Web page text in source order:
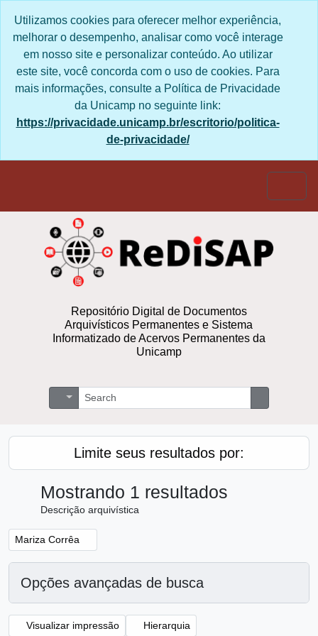
Utilizamos cookies para oferecer melhor experiência,
melhorar o desempenho, analisar como você interage
em nosso site e personalizar conteúdo. Ao utilizar
este site, você concorda com o uso de cookies. Para
mais informações, consulte a Política de Privacidade
da Unicamp no seguinte link:
https://privacidade.unicamp.br/escritorio/politica-
de-privacidade/
Repositório Digital de Documentos
Arquivísticos Permanentes e Sistema
Informatizado de Acervos Permanentes da
Unicamp
Buscar
Opções de busca
Limite seus resultados por:
Mostrando 1 resultados
Descrição arquivística
Remover filtro:
Mariza Corrêa
Opções avançadas de busca
Visualizar impressão Hierarquia